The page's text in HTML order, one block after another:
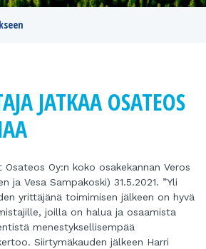
JATKAA OSATEOS
Oy:n koko osakekannan Veros
ja Vesa Sampakoski) 31.5.2021. ”Yli
yrittäjänä toimimisen jälkeen on hyvä
joilla on halua ja osaamista
menestyksellisempää
Siirtymäkauden jälkeen Harri